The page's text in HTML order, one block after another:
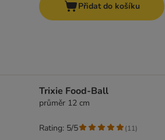
Přidat do košíku
Trixie Food-Ball
průměr 12 cm
Rating: 5/5 (11)